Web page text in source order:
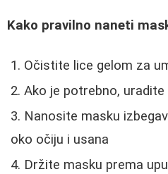
Kako pravilno naneti
Očistite lice gelom za
Ako je potrebno, uradite
Nanosite masku
oko očiju i usana
Držite masku prema